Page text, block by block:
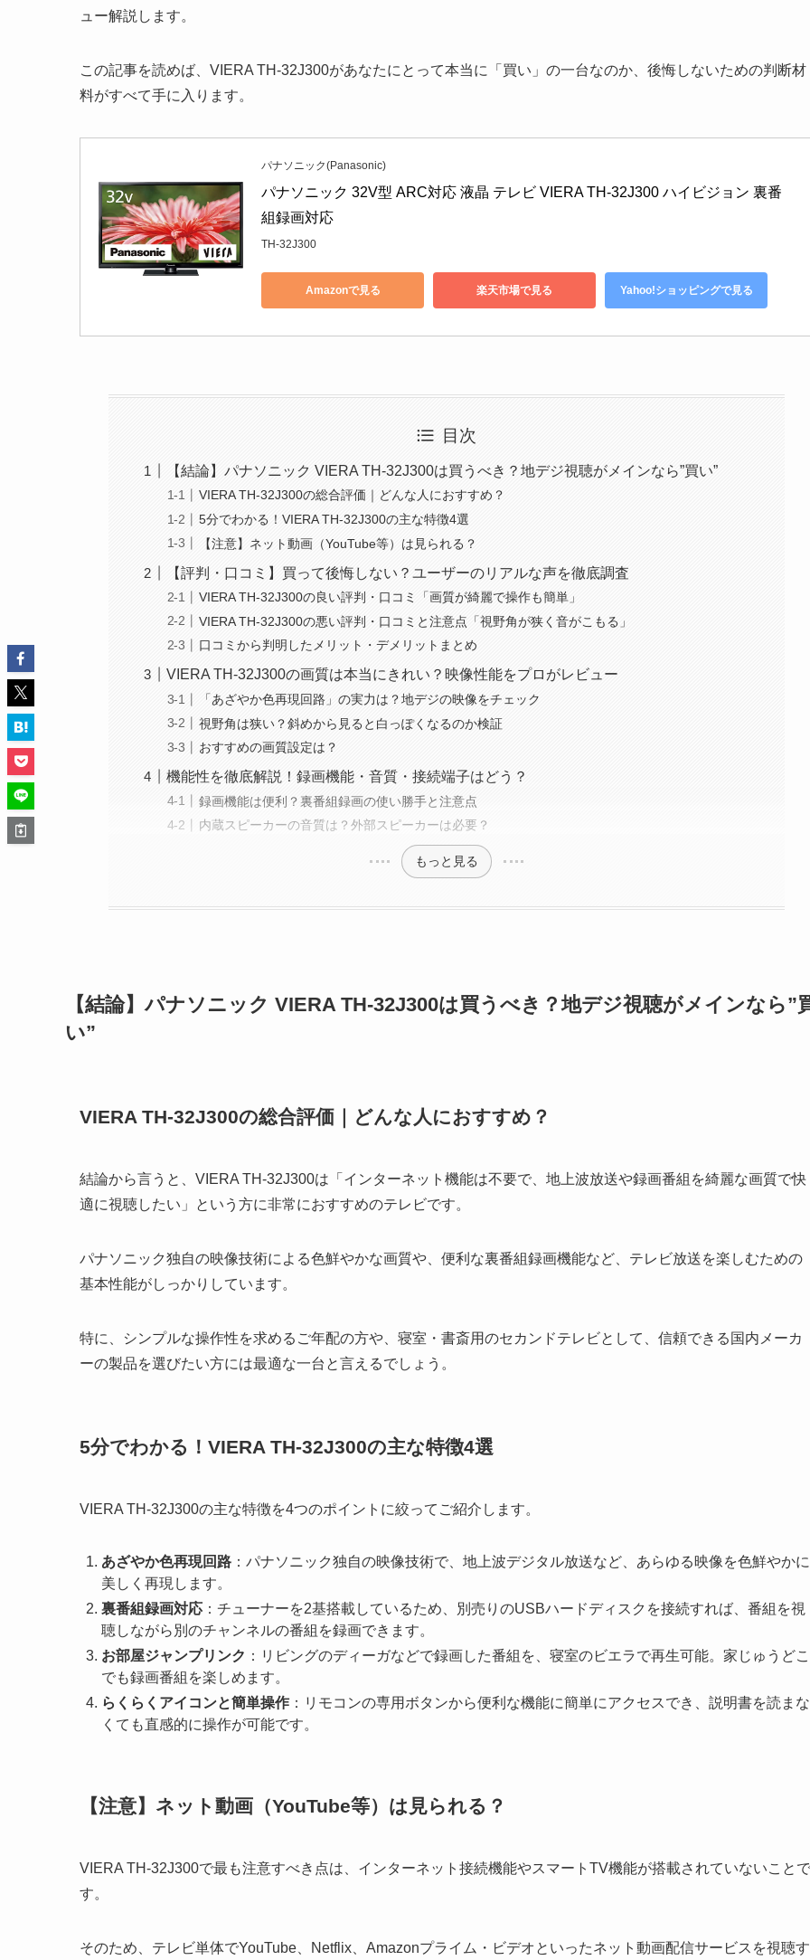
ュー解説します。
この記事を読めば、VIERA TH-32J300があなたにとって本当に「買い」の一台なのか、後悔しないための判断材
料がすべて手に入ります。
パナソニック(Panasonic)
パナソニック 32V型 ARC対応 液晶 テレビ VIERA TH-32J300 ハイビジョン 裏番
組録画対応
TH-32J300
Amazonで見る 楽天市場で見る Yahoo!ショッピングで見る
目次
【結論】パナソニック VIERA TH-32J300は買うべき？地デジ視聴がメインなら”買い”
VIERA TH-32J300の総合評価｜どんな人におすすめ？
5分でわかる！VIERA TH-32J300の主な特徴4選
【注意】ネット動画（YouTube等）は見られる？
【評判・口コミ】買って後悔しない？ユーザーのリアルな声を徹底調査
VIERA TH-32J300の良い評判・口コミ「画質が綺麗で操作も簡単」
VIERA TH-32J300の悪い評判・口コミと注意点「視野角が狭く音がこもる」
口コミから判明したメリット・デメリットまとめ
VIERA TH-32J300の画質は本当にきれい？映像性能をプロがレビュー
「あざやか色再現回路」の実力は？地デジの映像をチェック
視野角は狭い？斜めから見ると白っぽくなるのか検証
おすすめの画質設定は？
機能性を徹底解説！録画機能・音質・接続端子はどう？
録画機能は便利？裏番組録画の使い勝手と注意点
内蔵スピーカーの音質は？外部スピーカーは必要？
もっと見る
【結論】パナソニック VIERA TH-32J300は買うべき？地デジ視聴がメインなら”
い”
VIERA TH-32J300の総合評価｜どんな人におすすめ？
結論から言うと、VIERA TH-32J300は「インターネット機能は不要で、地上波放送や録画番組を綺麗な画質で快
適に視聴したい」という方に非常におすすめのテレビです。
パナソニック独自の映像技術による色鮮やかな画質や、便利な裏番組録画機能など、テレビ放送を楽しむための
基本性能がしっかりしています。
特に、シンプルな操作性を求めるご年配の方や、寝室・書斎用のセカンドテレビとして、信頼できる国内メーカ
ーの製品を選びたい方には最適な一台と言えるでしょう。
5分でわかる！VIERA TH-32J300の主な特徴4選
VIERA TH-32J300の主な特徴を4つのポイントに絞ってご紹介します。
あざやか色再現回路 ：パナソニック独自の映像技術で、地上波デジタル放送など、あらゆる映像を色鮮やかに
美しく再現します。
裏番組録画対応 ：チューナーを2基搭載しているため、別売りのUSBハードディスクを接続すれば、番組を視
聴しながら別のチャンネルの番組を録画できます。
お部屋ジャンプリンク ：リビングのディーガなどで録画した番組を、寝室のビエラで再生可能。家じゅうどこ
でも録画番組を楽しめます。
らくらくアイコンと簡単操作 ：リモコンの専用ボタンから便利な機能に簡単にアクセスでき、説明書を読まな
くても直感的に操作が可能です。
【注意】ネット動画（YouTube等）は見られる？
VIERA TH-32J300で最も注意すべき点は、インターネット接続機能やスマートTV機能が搭載されていないことで
す。
そのため、テレビ単体でYouTube、Netflix、Amazonプライム・ビデオといったネット動画配信サービスを視聴す